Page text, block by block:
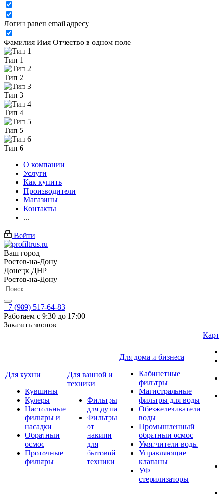
Логин равен email адресу
Фамилия Имя Отчество в одном поле
Тип 1
Тип 2
Тип 3
Тип 4
Тип 5
Тип 6
О компании
Услуги
Как купить
Производители
Магазины
Контакты
...
Войти
Ваш город
Ростов-на-Дону
Донецк ДНР
Ростов-на-Дону
+7 (989) 517-64-83
Работаем с 9:30 до 17:00
Заказать звонок
Для кухни
Кувшины
Кулеры
Настольные
фильтры и
насадки
Обратный
осмос
Проточные
фильтры
Для ванной и
техники
Фильтры
для душа
Фильтры
от
накипи
для
бытовой
техники
Для дома и бизнеса
Кабинетные
фильтры
Магистральные
фильтры для воды
Обезжелезиватели
воды
Промышленный
обратный осмос
Умягчители воды
Управляющие
клапаны
УФ
стерилизаторы